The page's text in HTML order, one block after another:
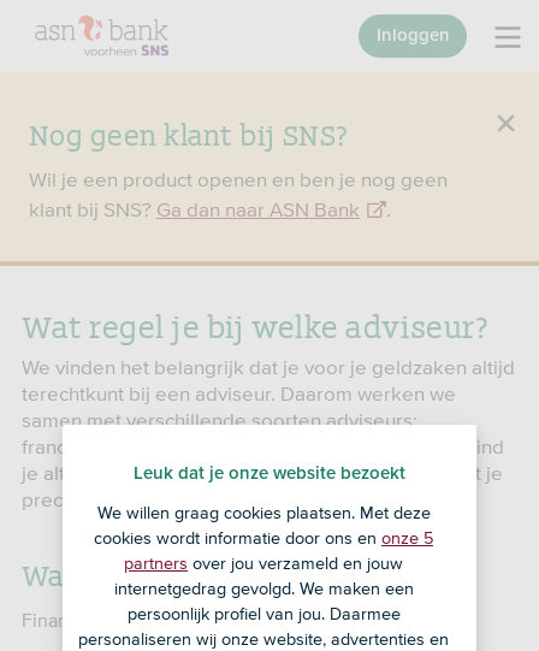
Nog geen klant bij SNS?
Wil je een product openen en ben je nog geen
klant bij SNS? Ga dan naar ASN Bank .
Inloggen
Wat regel je bij welke adviseur?
We vinden het belangrijk dat je voor je geldzaken altijd
terechtkunt bij een adviseur. Daarom werken we
samen met verschillende soorten adviseurs:
franchisenemers en onafhankelijke adviseurs. Zo vind
je altijd een adviseur bij jou in de buurt. Ontdek wat je
precies bij wie kunt regelen.
Wat doet een adviseur?
Financieel adviseurs kunnen 2 dingen voor je doen:
Leuk dat je onze website bezoekt
We willen graag cookies plaatsen. Met deze
cookies wordt informatie door ons en onze 5
partners over jou verzameld en jouw
internetgedrag gevolgd. We maken een
persoonlijk profiel van jou. Daarmee
personaliseren wij onze website, advertenties en